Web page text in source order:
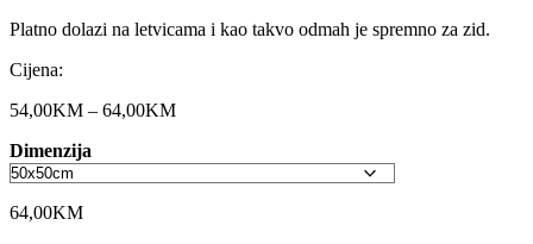
Platno dolazi na letvicama i kao takvo odmah je spremno za zid.
Cijena:
54,00KM – 64,00KM
Dimenzija
64,00KM